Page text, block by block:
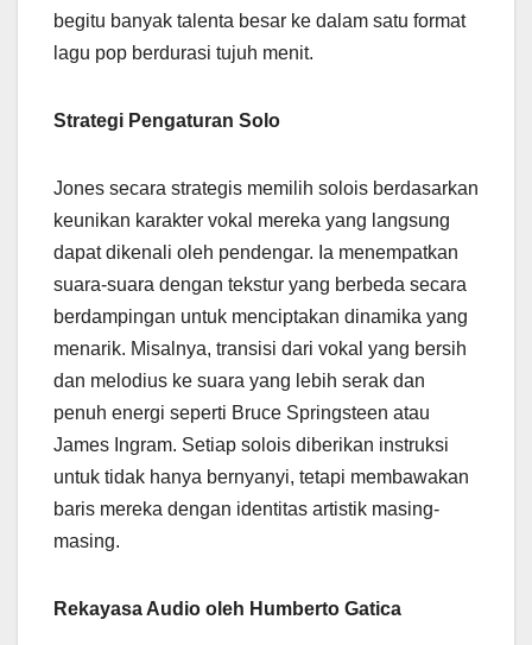
begitu banyak talenta besar ke dalam satu format
lagu pop berdurasi tujuh menit.
Strategi Pengaturan Solo
Jones secara strategis memilih solois berdasarkan
keunikan karakter vokal mereka yang langsung
dapat dikenali oleh pendengar. Ia menempatkan
suara-suara dengan tekstur yang berbeda secara
berdampingan untuk menciptakan dinamika yang
menarik. Misalnya, transisi dari vokal yang bersih
dan melodius ke suara yang lebih serak dan
penuh energi seperti Bruce Springsteen atau
James Ingram. Setiap solois diberikan instruksi
untuk tidak hanya bernyanyi, tetapi membawakan
baris mereka dengan identitas artistik masing-
masing.
Rekayasa Audio oleh Humberto Gatica